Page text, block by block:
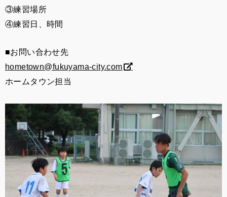
③練習場所
④練習日、時間
■お問い合わせ先
hometown@fukuyama-city.com
ホームタウン担当